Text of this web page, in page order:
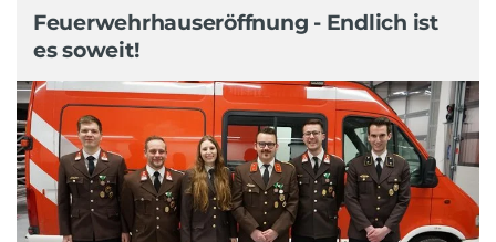
Feuerwehrhauseröffnung - Endlich ist
es soweit!